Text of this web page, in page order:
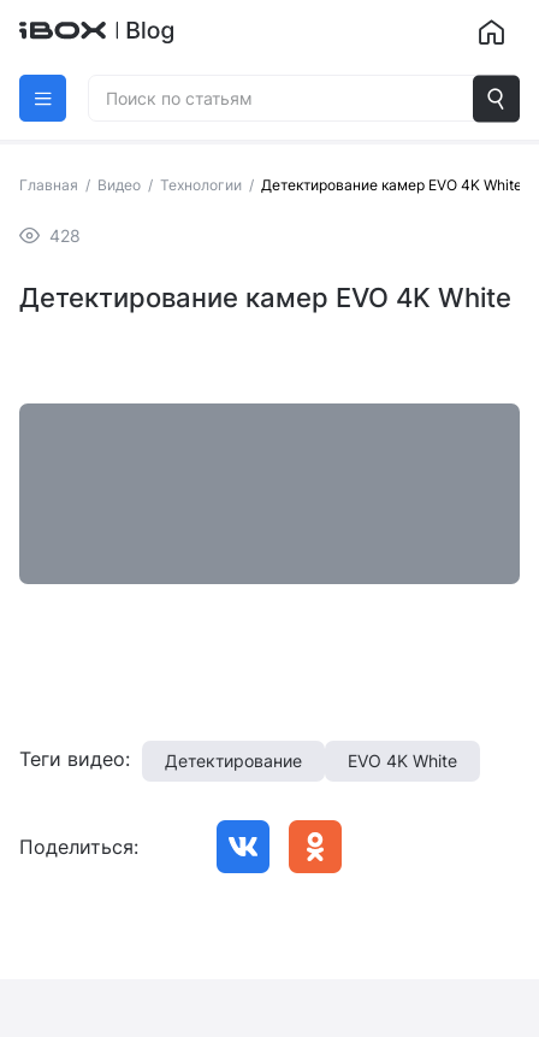
Главная / Видео / Технологии / Детектирование камер EVO 4K White
428
Детектирование камер EVO 4K White
Теги видео: Детектирование EVO 4K White
Поделиться: